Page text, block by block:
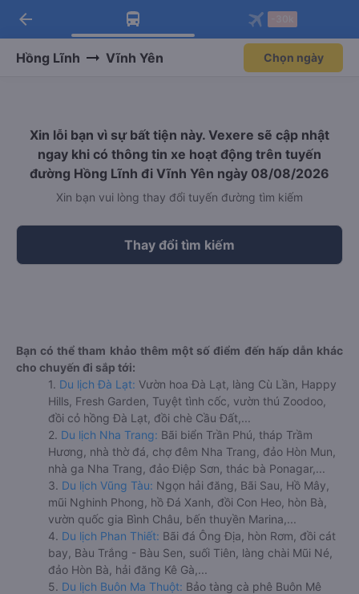
Tải app Vexere ngay!
Nhận ưu đãi thành viên độc
Mở app
Tải app Vexere
-30k/ghế khi đặt vé máy bay qua
Mở app
arrow_back
Hồng Lĩnh Vĩnh Yên Chọn ngày
Xin lỗi bạn vì sự bất tiện này. Vexere sẽ cập nhật
ngay khi có thông tin xe hoạt động trên tuyến
đường Hồng Lĩnh đi Vĩnh Yên ngày 08/08/2026
Xin bạn vui lòng thay đổi tuyến đường tìm kiếm
Thay đổi tìm kiếm
Bạn có thể tham khảo thêm một số điểm đến hấp dẫn khác
cho chuyến đi sắp tới:
1. Du lịch Đà Lạt: Vườn hoa Đà Lạt, làng Cù Lần, Happy
Hills, Fresh Garden, Tuyệt tình cốc, vườn thú Zoodoo,
đồi cỏ hồng Đà Lạt, đồi chè Cầu Đất,...
2. Du lịch Nha Trang: Bãi biển Trần Phú, tháp Trầm
Hương, nhà thờ đá, chợ đêm Nha Trang, đảo Hòn Mun,
nhà ga Nha Trang, đảo Điệp Sơn, thác bà Ponagar,...
3. Du lịch Vũng Tàu: Ngọn hải đăng, Bãi Sau, Hồ Mây,
mũi Nghinh Phong, hồ Đá Xanh, đồi Con Heo, hòn Bà,
vườn quốc gia Bình Châu, bến thuyền Marina,...
4. Du lịch Phan Thiết: Bãi đá Ông Địa, hòn Rơm, đồi cát
bay, Bàu Trắng - Bàu Sen, suối Tiên, làng chài Mũi Né,
đảo Hòn Bà, hải đăng Kê Gà,...
5. Du lịch Buôn Ma Thuột: Bảo tàng cà phê Buôn Mê